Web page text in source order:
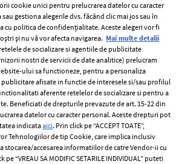
cookie unici pentru prelucrarea datelor cu caracter
gestiona alegerile dvs. făcând clic mai jos sau în
cu politica de confidențialitate. Aceste alegeri vor fi
și nu vă vor afecta navigarea. Mai multe detalii
de socializare si agentiile de publicitate
nostri de servicii de date analitice) prelucram
ului sa functioneze, pentru a personaliza
afisate in functie de interesele si/sau profilul
aferente retelelor de socializare si pentru a
Beneficiati de drepturile prevazute de art. 15-22 din
datelor cu caracter personal. Aceste drepturi pot
indicataaici. Prin click pe “ACCEPT TOATE”,
Tehnologiilor de tip Cookie, care implica inclusiv
stocarea/accesarea informatiilor de catre Vendor-ii cu
“VREAU SA MODIFIC SETARILE INDIVIDUAL” puteti